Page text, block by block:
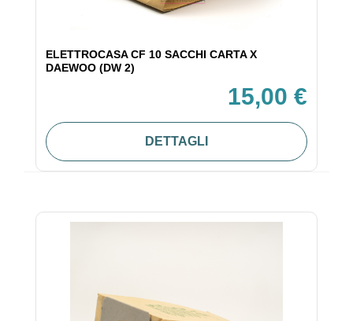
ELETTROCASA CF 10 SACCHI CARTA X
DAEWOO (DW 2)
15,00 €
DETTAGLI